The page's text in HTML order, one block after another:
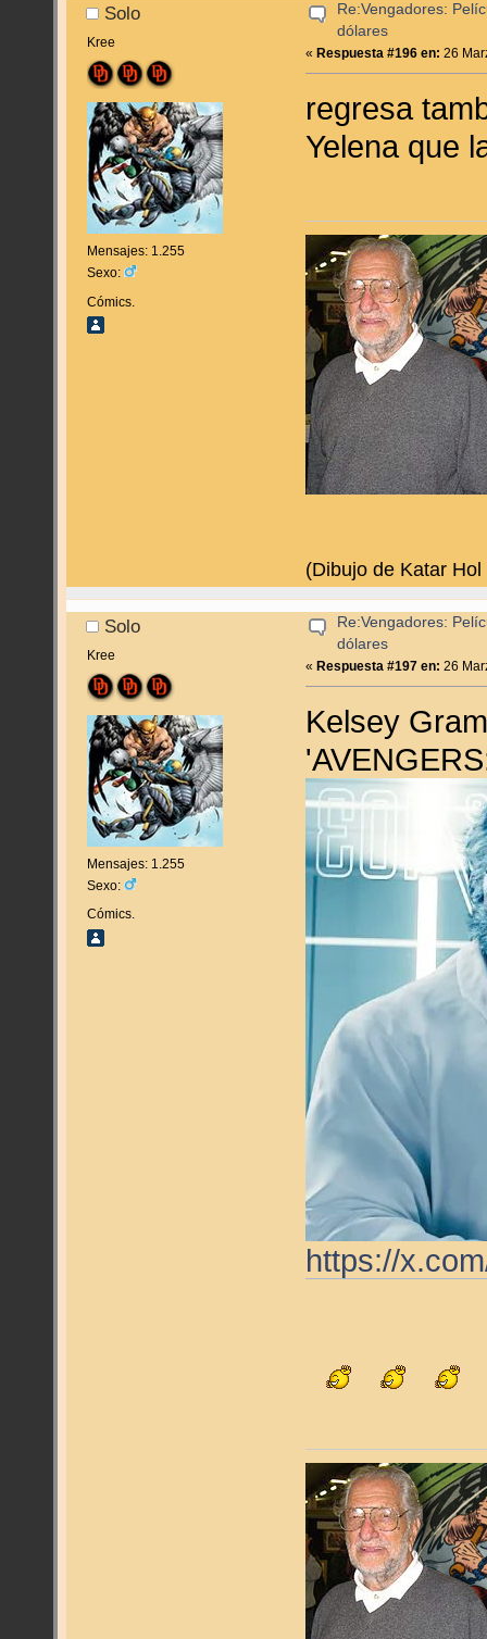
Solo
Kree
Mensajes: 1.255
Sexo:
Cómics.
Re:Vengadores:
dólares
« Respuesta #196 en: 26
regresa
Yelena que
(Dibujo de Katar
Solo
Kree
Mensajes: 1.255
Sexo:
Cómics.
Re:Vengadores:
dólares
«Respuesta #197 en: 26
Kelsey
https://